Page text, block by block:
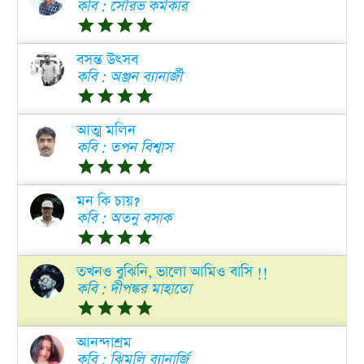
কবি : সৌরভ কর্মকার
gradegradegradegrade
বসন্ত উৎসব
কবি : অঞ্জন ব্যানার্জী
gradegradegradegrade
আত্ম মলিন
কবি : তপন বিশ্বাস
gradegradegradegrade
মন কি চায়?
কবি : অতনু বসাক
gradegradegradegrade
তখনও বুঝিনি, ভালো আমিও বাসি !!
কবি : দীপঙ্কর মাহাতো
gradegradegradegrade
আনন্দাশ্রম
কবি : ঝিমলি ব্যানার্জি